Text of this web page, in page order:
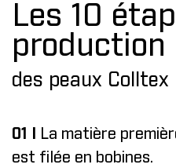
Les 10
production
des peaux Colltex
01 I
La matière
est filée en bobines.